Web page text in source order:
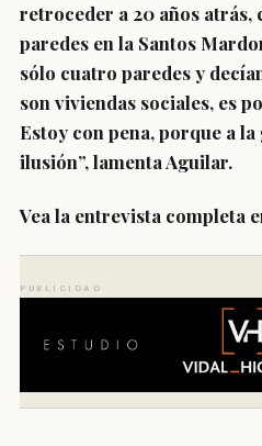
retroceder a 20 años atrás,
paredes en la Santos
sólo cuatro paredes y
son viviendas sociales, es
Estoy con pena, porque a
ilusión”, lamenta Aguilar.
Vea la entrevista completa
PUBLICIDAD